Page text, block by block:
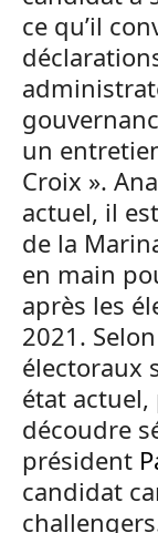
ce qu’il
un
Croix ».
actuel, il
de la
en main
après les
2021.
électoraux
état
découdre
président
candidat